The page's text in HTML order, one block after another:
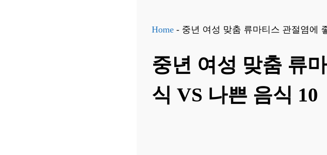
Home - 중년 여성 맞춤 류마티스 관절염에
중년 여성 맞춤 류
식 VS 나쁜 음식 10